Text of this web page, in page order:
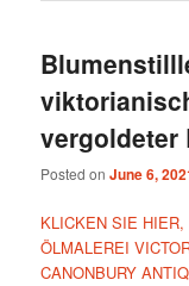
vergoldeter
Posted onJune 6,
KLICKEN SIE
ÖLMALEREI
CANONBURY